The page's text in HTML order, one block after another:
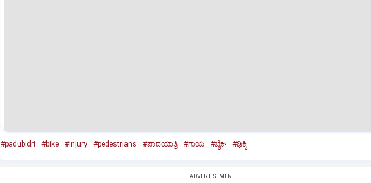
#padubidri #bike #Injury #pedestrians #ಪಾದಯಾತ್ರಿ #ಗಾಯ #ಬೈಕ್‌ #ಢಿಕ್ಕಿ
ADVERTISEMENT